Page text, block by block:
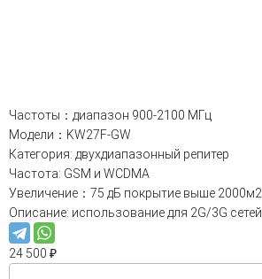
Частоты：диапазон 900-2100 МГц
Модели：KW27F-GW
Категория: двухдиапазонный репитер
Частота: GSM и WCDMA
Увеличение：75 дБ покрытие выше 2000м2
Описание: использование для 2G/3G сетей
24 500 ₽